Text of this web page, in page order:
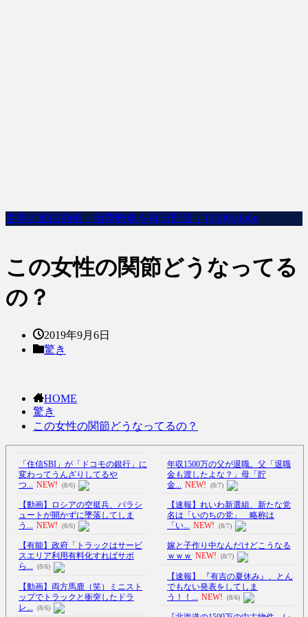
世界の面白動画・衝撃映像を毎日配信｜100000dobu
この女性の関節どうなってる
の？
2019年9月6日
驚き
HOME
驚き
この女性の関節どうなってるの？
「住信SBI」が「ドコモの銀行」に
変わってうんざりしてるや
つ...
NEW! (8/6)
【動画】ロシアの空挺兵、パラシ
ュートが開かずに墜落してしま
う... NEW! (8/6)
【有能】政府「トラックはサービ
スエリア利用有料化すればサボ
ら...
(8/6)
【動画】両方馬鹿（笑）ミニスト
ップでトラックと衝突したドラ
レ...
(8/6)
年収1500万の父が退職。父「退職
金も渡したよな？」母「貯
金...
NEW! (8/7)
【速報】れいわ新選組、新たな党
名は「いのちの党」 略称は
「い... NEW! (8/7)
嫁と子作り中なんだけどこうなる
ｗｗｗ NEW! (8/7)
【速報】 『有吉の夏休み』、とん
でもない発表をしてしま
う！！...
NEW! (8/6)